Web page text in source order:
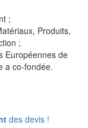
;
Produits,
;
Européennes de
a co-fondée.
des devis !